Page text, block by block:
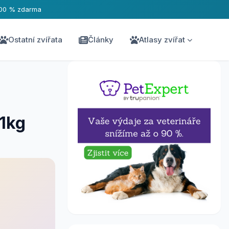
% zdarma
Ostatní zvířata Články Atlasy zvířat